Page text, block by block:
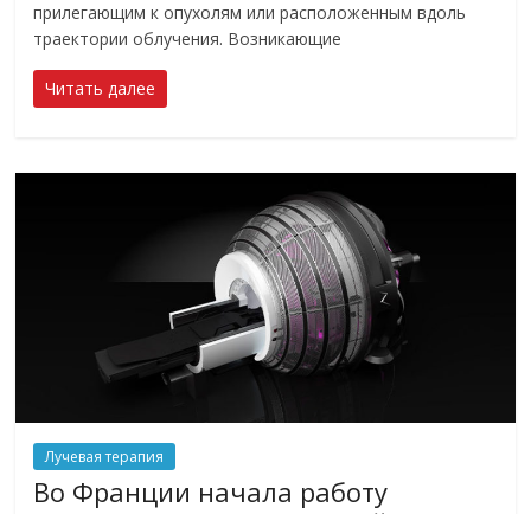
прилегающим к опухолям или расположенным вдоль
траектории облучения. Возникающие
Читать далее
Лучевая терапия
Во Франции начала работу